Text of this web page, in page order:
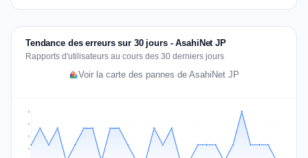
Tendance des erreurs sur 30 jours - AsahiNet JP
Rapports d'utilisateurs au cours des 30 derniers jours
Voir la carte des pannes de AsahiNet JP
1
2
2
3